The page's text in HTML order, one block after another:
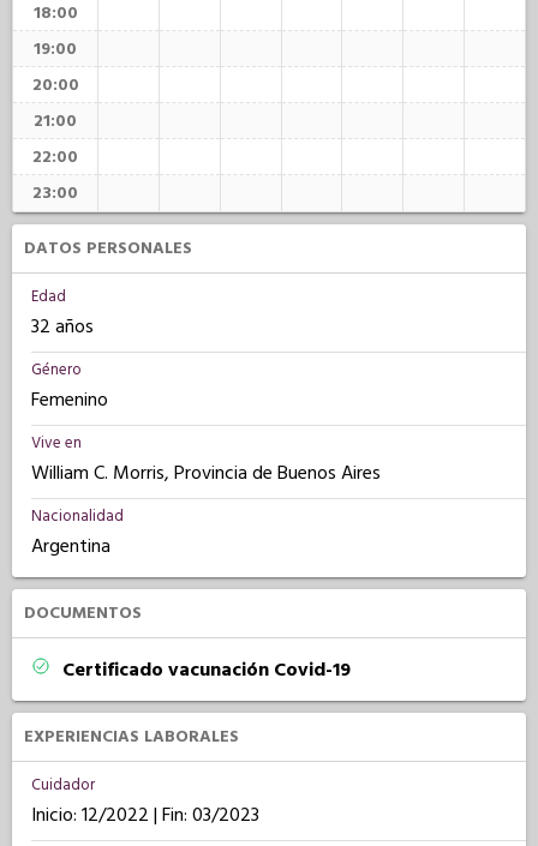
18:00
19:00
20:00
21:00
22:00
23:00
DATOS PERSONALES
Edad
32 años
Género
Femenino
Vive en
William C. Morris, Provincia de Buenos Aires
Nacionalidad
Argentina
DOCUMENTOS
Certificado vacunación Covid-19
EXPERIENCIAS LABORALES
Cuidador
Inicio: 12/2022 | Fin: 03/2023